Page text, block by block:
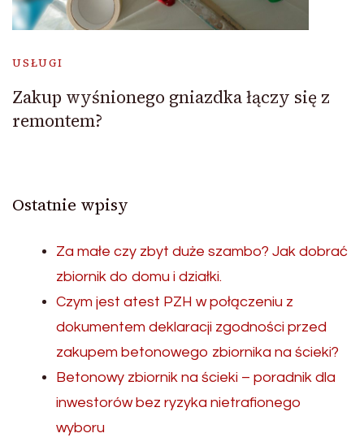
USŁUGI
Zakup wyśnionego gniazdka łączy się z
remontem?
Ostatnie wpisy
Za małe czy zbyt duże szambo? Jak dobrać
zbiornik do domu i działki.
Czym jest atest PZH w połączeniu z
dokumentem deklaracji zgodności przed
zakupem betonowego zbiornika na ścieki?
Betonowy zbiornik na ścieki – poradnik dla
inwestorów bez ryzyka nietrafionego
wyboru